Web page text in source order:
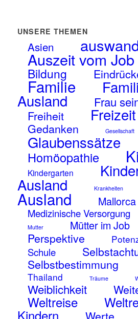
UNSERE THEMEN
Asien
Auszeit vom Job
Bildung
Familie
Ausland Frau
Freiheit Freizeit
Gedanken Gesellschaft
Glaubenssätze
Homöopathie
Kindergarten
Ausland Krankheiten
Ausland Mallorca
Medizinische Versorgung
Mutter Mütter im Job
Perspektive
Schule
Selbstbestimmung
Thailand Träume
Weiblichkeit
Weltreise
Kindern Werte